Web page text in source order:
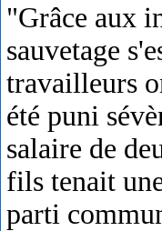
"Grâce aux
sauvetage
travailleurs
été puni
salaire de
fils tenait
parti